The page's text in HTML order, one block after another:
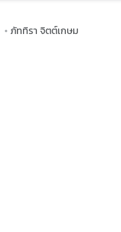
ภัททิรา จิตต์เกษม